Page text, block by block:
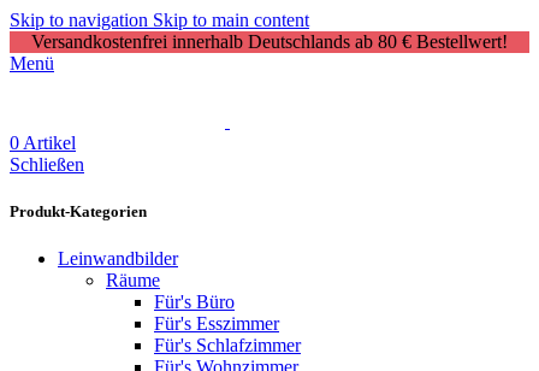
Skip to navigation Skip to main content
Versandkostenfrei innerhalb Deutschlands ab 80 € Bestellwert!
Menü
0 Artikel
Schließen
Produkt-Kategorien
Leinwandbilder
Räume
Für's Büro
Für's Esszimmer
Für's Schlafzimmer